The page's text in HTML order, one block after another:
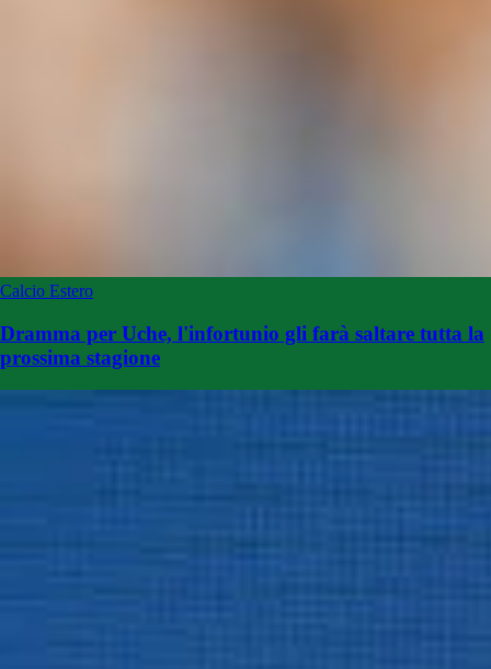
Calcio Estero
Dramma per Uche, l'infortunio gli farà saltare tutta la
prossima stagione